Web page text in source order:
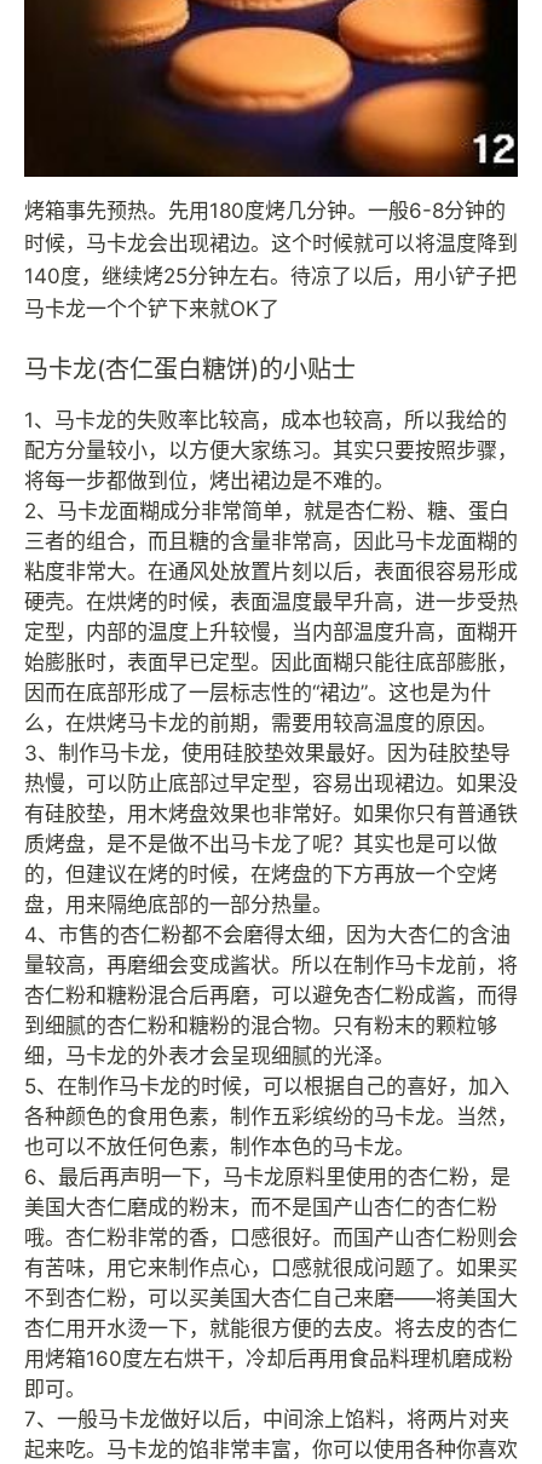
烤箱事先预热。先用180度烤几分钟。一般6-8分钟的
时候，马卡龙会出现裙边。这个时候就可以将温度降到
140度，继续烤25分钟左右。待凉了以后，用小铲子把
马卡龙一个个铲下来就OK了
马卡龙(杏仁蛋白糖饼)的小贴士
1、马卡龙的失败率比较高，成本也较高，所以我给的
配方分量较小，以方便大家练习。其实只要按照步骤，
将每一步都做到位，烤出裙边是不难的。
2、马卡龙面糊成分非常简单，就是杏仁粉、糖、蛋白
三者的组合，而且糖的含量非常高，因此马卡龙面糊的
粘度非常大。在通风处放置片刻以后，表面很容易形成
硬壳。在烘烤的时候，表面温度最早升高，进一步受热
定型，内部的温度上升较慢，当内部温度升高，面糊开
始膨胀时，表面早已定型。因此面糊只能往底部膨胀，
因而在底部形成了一层标志性的“裙边”。这也是为什
么，在烘烤马卡龙的前期，需要用较高温度的原因。
3、制作马卡龙，使用硅胶垫效果最好。因为硅胶垫导
热慢，可以防止底部过早定型，容易出现裙边。如果没
有硅胶垫，用木烤盘效果也非常好。如果你只有普通铁
质烤盘，是不是做不出马卡龙了呢？其实也是可以做
的，但建议在烤的时候，在烤盘的下方再放一个空烤
盘，用来隔绝底部的一部分热量。
4、市售的杏仁粉都不会磨得太细，因为大杏仁的含油
量较高，再磨细会变成酱状。所以在制作马卡龙前，将
杏仁粉和糖粉混合后再磨，可以避免杏仁粉成酱，而得
到细腻的杏仁粉和糖粉的混合物。只有粉末的颗粒够
细，马卡龙的外表才会呈现细腻的光泽。
5、在制作马卡龙的时候，可以根据自己的喜好，加入
各种颜色的食用色素，制作五彩缤纷的马卡龙。当然，
也可以不放任何色素，制作本色的马卡龙。
6、最后再声明一下，马卡龙原料里使用的杏仁粉，是
美国大杏仁磨成的粉末，而不是国产山杏仁的杏仁粉
哦。杏仁粉非常的香，口感很好。而国产山杏仁粉则会
有苦味，用它来制作点心，口感就很成问题了。如果买
不到杏仁粉，可以买美国大杏仁自己来磨——将美国大
杏仁用开水烫一下，就能很方便的去皮。将去皮的杏仁
用烤箱160度左右烘干，冷却后再用食品料理机磨成粉
即可。
7、一般马卡龙做好以后，中间涂上馅料，将两片对夹
起来吃。马卡龙的馅非常丰富，你可以使用各种你喜欢